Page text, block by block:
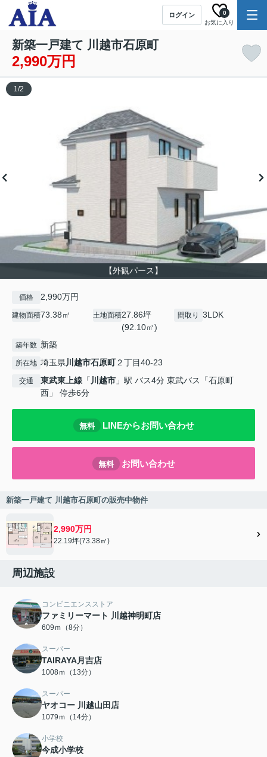
ログイン
お気に入り
0
新築一戸建て 川越市石原町
2,990万円
【外観パース】
1/2
価格 2,990万円
建物面積73.38㎡ 土地面積27.86坪
(92.10㎡)
間取り 3LDK
築年数 新築
所在地 埼玉県川越市石原町２丁目40-23
交通 東武東上線 「 川越市 」駅 バス4分 東武バス「石原町
西」 停歩6分
無料 LINEからお問い合わせ
無料 お問い合わせ
新築一戸建て 川越市石原町の販売中物件
2,990万円
22.19坪(73.38㎡)
周辺施設
コンビニエンスストア
ファミリーマート 川越神明町店
609ｍ（8分）
スーパー
TAIRAYA月吉店
1008ｍ（13分）
スーパー
ヤオコー 川越山田店
1079ｍ（14分）
小学校
今成小学校